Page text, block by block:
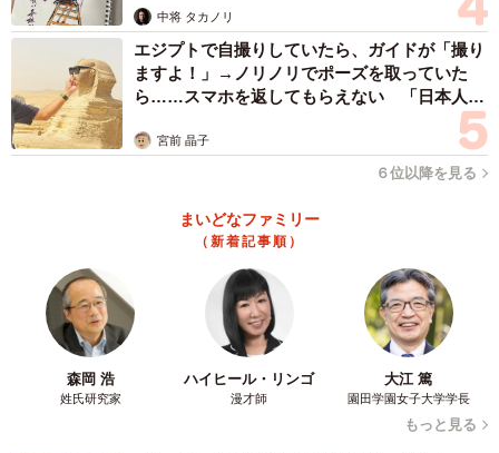
全部切れた！！！
めっちゃ頑張った！！
pic.twitter.com/w4nj0OgxCG
— 黒猫モモ@型紙彫刻、切り絵作家
(@momowanwan01151)
――たしかに観覧車の細かい構造部をカットしていたら混
乱しそうです。赤い紙にされた理由は？
いつもは黒をベースで色をつけることが多いのですが、
今回の作品は切り絵のみでも完結できる作品にしようと思
い。ジェットコースターも入れたいな…というのもあり赤
を選びました。
――こちらは「よこはまコスモワールド」の風景ですね。
中将 タカノリ
エジプトで自撮りしていたら、ガイドが「撮り
ますよ！」→ノリノリでポーズを取っていた
ら……スマホを返してもらえない 「日本人は
カモ代表かも」「私は6時間で3万円払った」
宮前 晶子
６位以降を見る
まいどなファミリー
（新着記事順）
森岡 浩
姓氏研究家
ハイヒール・リンゴ
漫才師
大江 篤
園田学園女子大学学長
もっと見る